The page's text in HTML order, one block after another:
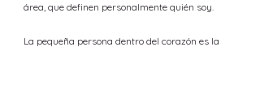
área, que definen personalmente quién soy.
La pequeña persona dentro del corazón es la